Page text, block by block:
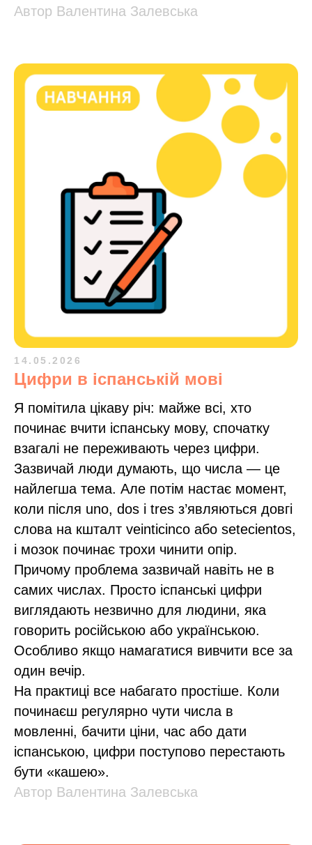
Автор Валентина Залевська
14.05.2026
Цифри в іспанській мові
Я помітила цікаву річ: майже всі, хто
починає вчити іспанську мову, спочатку
взагалі не переживають через цифри.
Зазвичай люди думають, що числа — це
найлегша тема. Але потім настає момент,
коли після uno, dos і tres з’являються довгі
слова на кшталт veinticinco або setecientos,
і мозок починає трохи чинити опір.
Причому проблема зазвичай навіть не в
самих числах. Просто іспанські цифри
виглядають незвично для людини, яка
говорить російською або українською.
Особливо якщо намагатися вивчити все за
один вечір.
На практиці все набагато простіше. Коли
починаєш регулярно чути числа в
мовленні, бачити ціни, час або дати
іспанською, цифри поступово перестають
бути «кашею».
Автор Валентина Залевська